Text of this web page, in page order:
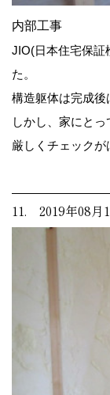
内部工事
JIO(日本住宅保証
た。
構造躯体は完成後
しかし、家にとっ
厳しくチェックが
11. 2019年08月